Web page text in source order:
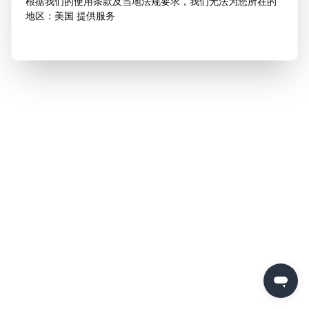
地区：美国 提供服务